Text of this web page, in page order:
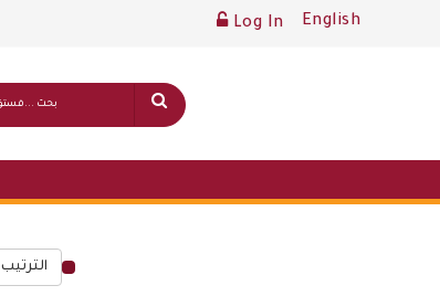
Log In English
الترتيب